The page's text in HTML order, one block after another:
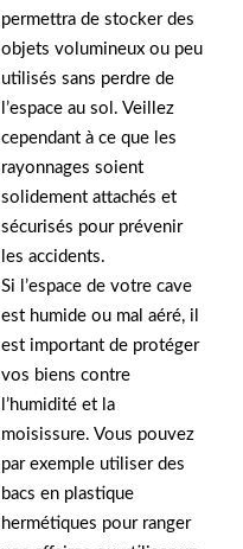
permettra de stocker des
objets volumineux ou peu
utilisés sans perdre de
l’espace au sol. Veillez
cependant à ce que les
rayonnages soient
solidement attachés et
sécurisés pour prévenir
les accidents.
Si l’espace de votre cave
est humide ou mal aéré, il
est important de protéger
vos biens contre
l’humidité et la
moisissure. Vous pouvez
par exemple utiliser des
bacs en plastique
hermétiques pour ranger